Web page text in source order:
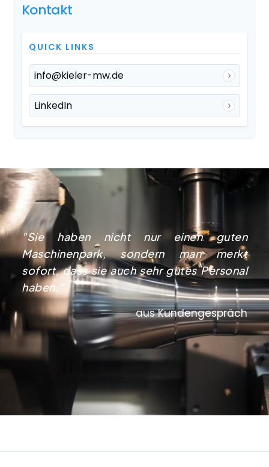
Kontakt
QUICK LINKS
info@kieler-mw.de
LinkedIn
"Sie haben nicht nur einen guten
Maschinenpark, sondern man merkt
sofort, dass sie auch sehr gutes Personal
haben."
aus Kundengespräch